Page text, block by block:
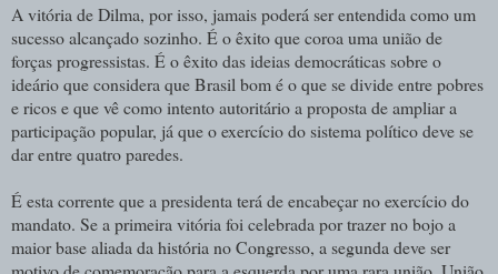
A vitória de Dilma, por isso, jamais poderá ser entendida como um
sucesso alcançado sozinho. É o êxito que coroa uma união de
forças progressistas. É o êxito das ideias democráticas sobre o
ideário que considera que Brasil bom é o que se divide entre pobres
e ricos e que vê como intento autoritário a proposta de ampliar a
participação popular, já que o exercício do sistema político deve se
dar entre quatro paredes.
É esta corrente que a presidenta terá de encabeçar no exercício do
mandato. Se a primeira vitória foi celebrada por trazer no bojo a
maior base aliada da história no Congresso, a segunda deve ser